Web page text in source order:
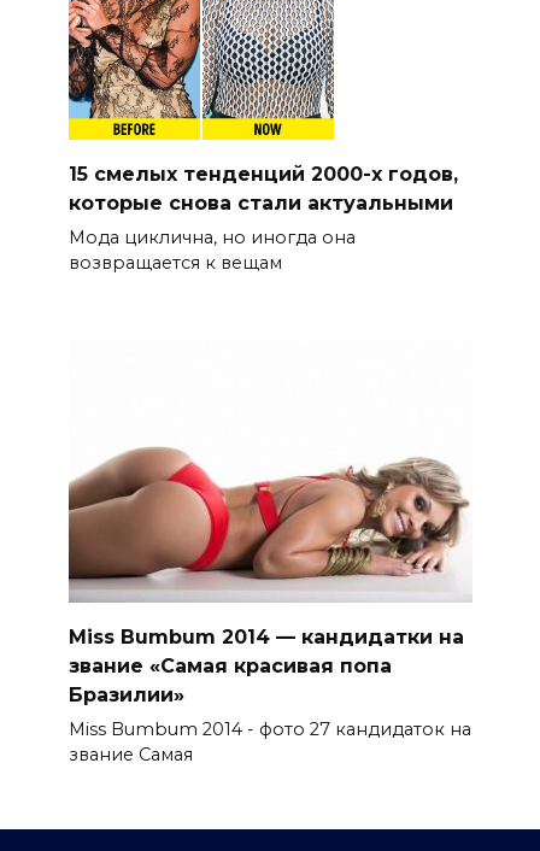
15 смелых тенденций 2000-х годов,
которые снова стали актуальными
Мода циклична, но иногда она
возвращается к вещам
Miss Bumbum 2014 — кандидатки на
звание «Самая красивая попа
Бразилии»
Miss Bumbum 2014 - фото 27 кандидаток на
звание Самая